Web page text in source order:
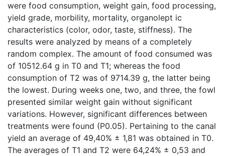
were food consumption, weight gain, food processing,
yield grade, morbility, mortality, organolept ic
characteristics (color, odor, taste, stiffness). The
results were analyzed by means of a completely
random complex. The amount of food consumed was
of 10512.64 g in T0 and T1; whereas the food
consumption of T2 was of 9714.39 g, the latter being
the lowest. During weeks one, two, and three, the fowl
presented similar weight gain without significant
variations. However, significant differences between
treatments were found (P0.05). Pertaining to the canal
yield an average of 49,40% ± 1,81 was obtained in T0.
The averages of T1 and T2 were 64,24% ± 0,53 and